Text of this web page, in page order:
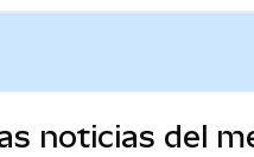
noticias del